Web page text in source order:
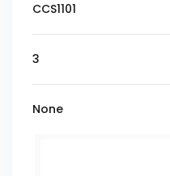
CCS1101
3
None